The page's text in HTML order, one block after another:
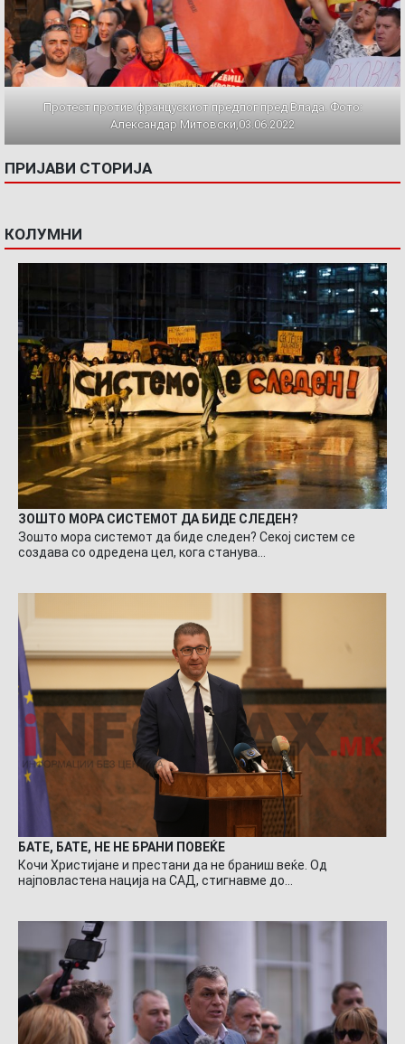
Протест против францускиот предлог пред Влада. Фото:
Александар Митовски,03.06.2022
ПРИЈАВИ СТОРИЈА
КОЛУМНИ
ЗОШТО МОРА СИСТЕМОТ ДА БИДЕ СЛЕДЕН?
Зошто мора системот да биде следен? Секој систем се
создава со одредена цел, кога станува…
БАТЕ, БАТЕ, НЕ НЕ БРАНИ ПОВЕЌЕ
Кочи Христијане и престани да не браниш веќе. Од
најповластена нација на САД, стигнавме до…